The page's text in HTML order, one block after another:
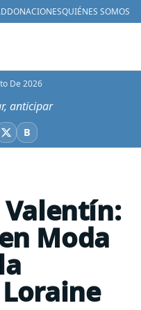
DONACIONESQUIÉNES SOMOS
De 2026
anticipar
X BBluesky
Valentín:
Moda